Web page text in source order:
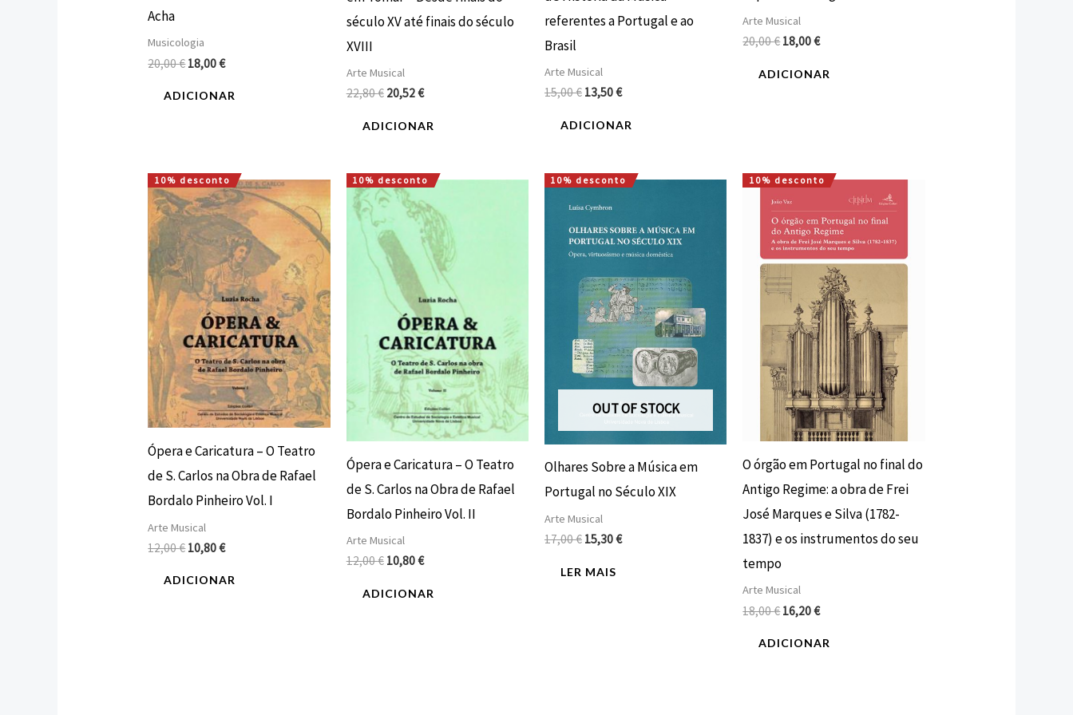
Acha
Musicologia
20,00€18,00€
ADICIONAR
século XV até finais do século
XVIII
Arte Musical
22,80€ 20,52€
ADICIONAR
referentes a Portugal e ao
Brasil
Arte Musical
15,00€ 13,50€
ADICIONAR
Arte Musical
20,00€18,00€
ADICIONAR
10% desconto
Ópera e Caricatura – O Teatro
de S. Carlos na Obra de Rafael
Bordalo Pinheiro Vol. I
Arte Musical
12,00€
O
preço
original
era:
12,00 €.
10,80€
O
preço
atual
é:
10,80 €.
ADICIONAR
10% desconto
Ópera e Caricatura – O Teatro
de S. Carlos na Obra de Rafael
Bordalo Pinheiro Vol. II
Arte Musical
12,00€
O
preço
original
era:
12,00 €.
10,80€
O
preço
atual
é:
10,80 €.
ADICIONAR
10% desconto
OUT OF STOCK
Olhares Sobre a Música em
Portugal no Século XIX
Arte Musical
17,00€
O
preço
original
era:
17,00 €.
15,30€
O
é:
15,30 €.
LER MAIS
10% desconto
O órgão em Portugal no final do
Antigo Regime: a obra de Frei
José Marques e Silva (1782-
1837) e os instrumentos do seu
tempo
Arte Musical
18,00€
O
preço
original
era:
18,00 €.
16,20€
O
preço
atual
é:
16,20 €.
ADICIONAR